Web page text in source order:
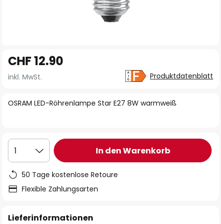
Anfang
der
springen
OSRAM LED-Röhrenlampe Star E27 8W warmweiß
CHF 12.90
inkl. MwSt. Produktdatenblatt
1 In den Warenkorb
50 Tage kostenlose Retoure
Flexible Zahlungsarten
Lieferinformationen